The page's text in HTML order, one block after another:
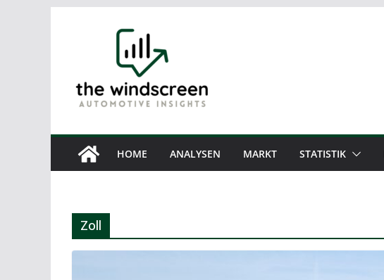
HOME ANALYSEN MARKT STATISTIK
Zoll